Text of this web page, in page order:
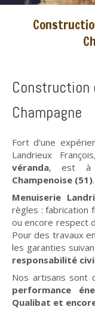
Construction
Champagne
Fort d'une
Landrieux
véranda, est à
Champenoise (51).
Menuiserie
règles : fabrication
ou encore respect
Pour des travaux
les garanties
responsabilité
Nos artisans sont
performance
Qualibat et